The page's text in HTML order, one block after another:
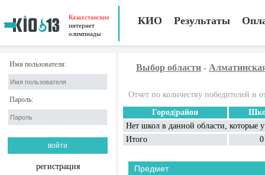
Казахстанские
интернет
олимпиады
КИО Результаты
Имя пользователя:
Пароль:
регистрация
Выбор области -
Отчет по количеству победителей и
Город|район
Нет школ в данной области, которые
Итого
0
Предмет